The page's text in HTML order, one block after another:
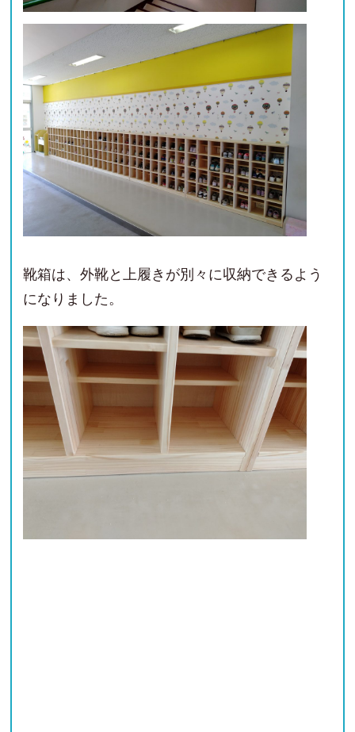
靴箱は、外靴と上履きが別々に収納できるよう
になりました。